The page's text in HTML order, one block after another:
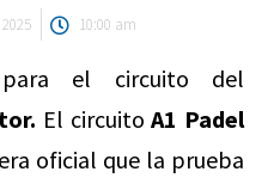
10:00 am
para el circuito del
El circuitoA1 Padel
oficial que la prueba